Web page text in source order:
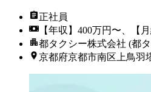
正社員
【年収】400万円〜、【
都タクシー株式会社 (都
京都府京都市南区上鳥羽